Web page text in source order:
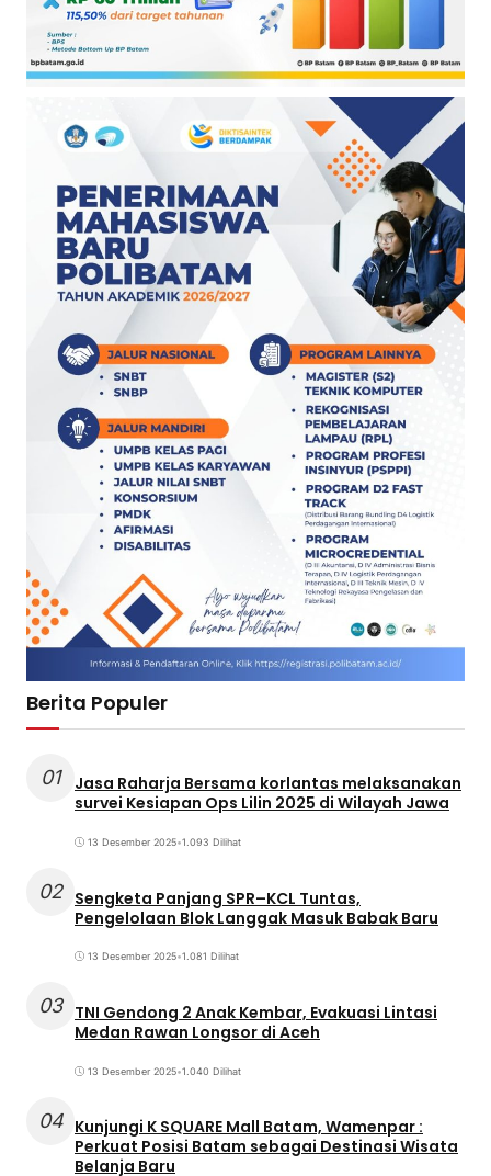
Berita Populer
01
Jasa Raharja Bersama korlantas melaksanakan
survei Kesiapan Ops Lilin 2025 di Wilayah Jawa
13 Desember 2025•1.093 Dilihat
02 Sengketa Panjang SPR–KCL Tuntas,
Pengelolaan Blok Langgak Masuk Babak Baru
13 Desember 2025•1.081 Dilihat
03 TNI Gendong 2 Anak Kembar, Evakuasi Lintasi
Medan Rawan Longsor di Aceh
13 Desember 2025•1.040 Dilihat
04 Kunjungi K SQUARE Mall Batam, Wamenpar :
Perkuat Posisi Batam sebagai Destinasi Wisata
Belanja Baru